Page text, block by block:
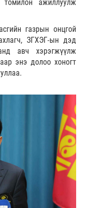
томилон ажиллуулж
газрын онцгой
ЗГХЭГ-ын дэд
авч хэрэгжүүлж
энэ долоо хоногт